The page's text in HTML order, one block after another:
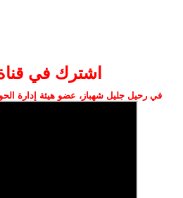
اشترك في
في رحيل جليل شهباز، عضو هيئة إدارة